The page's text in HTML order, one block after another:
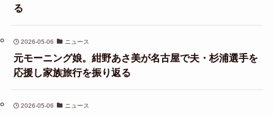
る
2026-05-06 ニュース
元モーニング娘。紺野あさ美が名古屋で夫・杉浦選手を
応援し家族旅行を振り返る
2026-05-06 ニュース